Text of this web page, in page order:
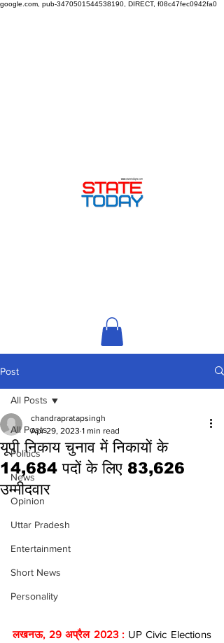
google.com, pub-3470501544538190, DIRECT, f08c47fec0942fa0
Post
All Posts
Politics
News
Opinion
Uttar Pradesh
Entertainment
Short News
Personality
All Posts
यूपी निकाय चुनाव में निकायों के
14,684 पदों के लिए 83,626
उम्मीदवार
chandrapratapsingh
Apr 29, 2023 1 min read
लखनऊ, 29 अप्रैल 2023 : UP Civic Elections